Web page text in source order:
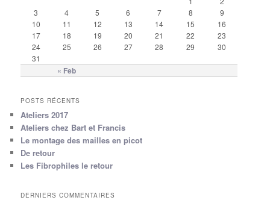
« Feb
3
4 5 6 7 8
9
10
11 12 13 14 15
16
17
18 19 20 21 22
23
24
25 26 27 28 29
30
31
POSTS RÉCENTS
Ateliers 2017
Ateliers chez Bart et Francis
Le montage des mailles en picot
De retour
Les Fibrophiles le retour
DERNIERS COMMENTAIRES